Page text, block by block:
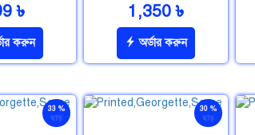
৳
করুন
1,350 ৳
অর্ডার করুন
33 %
ছাড়
30 %
ছাড়